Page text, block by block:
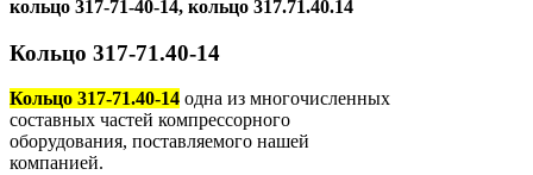
кольцо 317-71-40-14, кольцо 317.71.40.14
Кольцо 317-71.40-14
Кольцо 317-71.40-14 одна из многочисленных
составных частей компрессорного
оборудования, поставляемого нашей
компанией.